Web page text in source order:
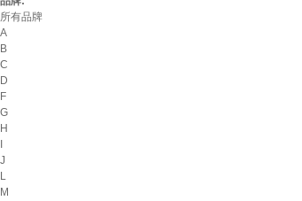
所有品牌
A
B
C
D
F
G
H
J
L
M